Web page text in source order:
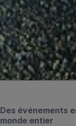
Des événements
monde entier